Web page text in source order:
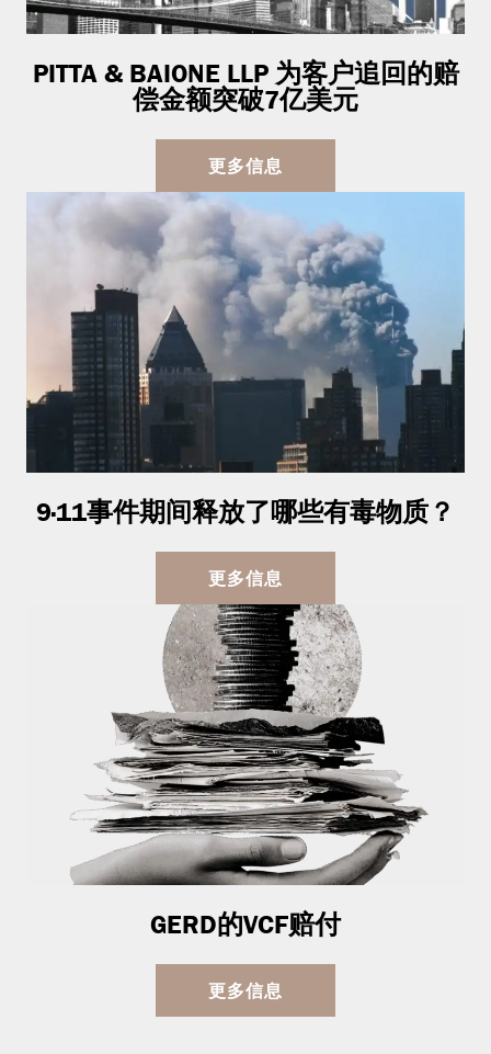
PITTA & BAIONE LLP 为客户追回的赔
偿金额突破7亿美元
更多信息
9·11事件期间释放了哪些有毒物质？
更多信息
GERD的VCF赔付
更多信息